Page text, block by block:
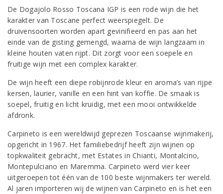
De Dogajolo Rosso Toscana IGP is een rode wijn die het
karakter van Toscane perfect weerspiegelt. De
druivensoorten worden apart gevinifieerd en pas aan het
einde van de gisting gemengd, waarna de wijn langzaam in
kleine houten vaten rijpt. Dit zorgt voor een soepele en
fruitige wijn met een complex karakter.
De wijn heeft een diepe robijnrode kleur en aroma’s van rijpe
kersen, laurier, vanille en een hint van koffie. De smaak is
soepel, fruitig en licht kruidig, met een mooi ontwikkelde
afdronk.
Carpineto is een wereldwijd geprezen Toscaanse wijnmakerij,
opgericht in 1967. Het familiebedrijf heeft zijn wijnen op
topkwaliteit gebracht, met Estates in Chianti, Montalcino,
Montepulciano en Maremma. Carpineto werd vier keer
uitgeroepen tot één van de 100 beste wijnmakers ter wereld.
Al jaren importeren wij de wijnen van Carpineto en is het een